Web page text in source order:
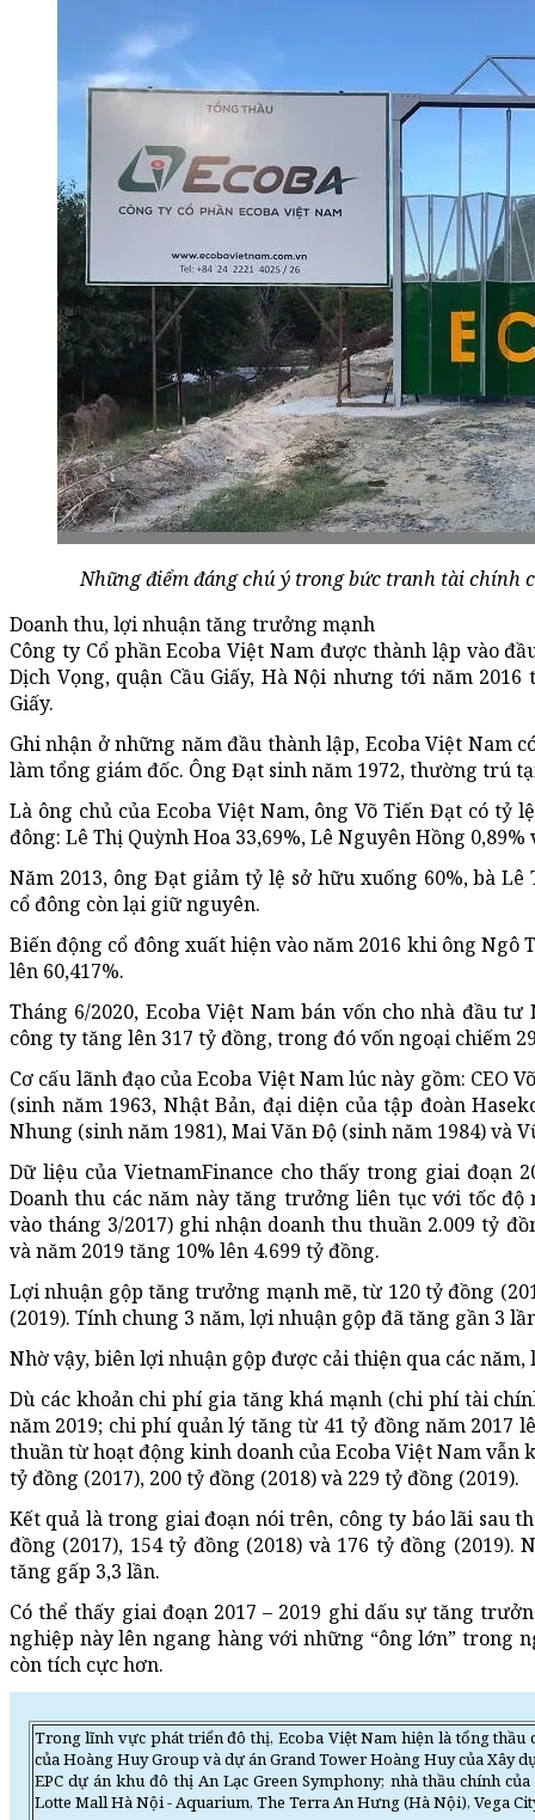
Những điểm đáng chú ý trong bức tranh tài chính
Doanh thu, lợi nhuận tăng trưởng mạnh
Công ty Cổ phần Ecoba Việt Nam được thành lập vào
Dịch Vọng, quận Cầu Giấy, Hà Nội nhưng tới năm
Giấy.
Ghi nhận ở những năm đầu thành lập, Ecoba Việt Nam
làm tổng giám đốc. Ông Đạt sinh năm 1972, thường trú
Là ông chủ của Ecoba Việt Nam, ông Võ Tiến Đạt có tỷ
đông: Lê Thị Quỳnh Hoa 33,69%, Lê Nguyên Hồng 0,89%
Năm 2013, ông Đạt giảm tỷ lệ sở hữu xuống 60%, bà
cổ đông còn lại giữ nguyên.
Biến động cổ đông xuất hiện vào năm 2016 khi ông
lên 60,417%.
Tháng 6/2020, Ecoba Việt Nam bán vốn cho nhà đầu
công ty tăng lên 317 tỷ đồng, trong đó vốn ngoại chiếm
Cơ cấu lãnh đạo của Ecoba Việt Nam lúc này gồm:
(sinh năm 1963, Nhật Bản, đại diện của tập đoàn
Nhung (sinh năm 1981), Mai Văn Độ (sinh năm 1984) và
Dữ liệu của VietnamFinance cho thấy trong giai đoạn
Doanh thu các năm này tăng trưởng liên tục với tốc
vào tháng 3/2017) ghi nhận doanh thu thuần 2.009 tỷ
và năm 2019 tăng 10% lên 4.699 tỷ đồng.
Lợi nhuận gộp tăng trưởng mạnh mẽ, từ 120 tỷ đồng
(2019). Tính chung 3 năm, lợi nhuận gộp đã tăng gần 3
Nhờ vậy, biên lợi nhuận gộp được cải thiện qua các năm,
Dù các khoản chi phí gia tăng khá mạnh (chi phí tài
năm 2019; chi phí quản lý tăng từ 41 tỷ đồng năm 2017
thuần từ hoạt động kinh doanh của Ecoba Việt Nam
tỷ đồng (2017), 200 tỷ đồng (2018) và 229 tỷ đồng (2019).
Kết quả là trong giai đoạn nói trên, công ty báo lãi sau
đồng (2017), 154 tỷ đồng (2018) và 176 tỷ đồng
tăng gấp 3,3 lần.
Có thể thấy giai đoạn 2017 – 2019 ghi dấu sự tăng
nghiệp này lên ngang hàng với những “ông lớn” trong
còn tích cực hơn.
Trong lĩnh vực phát triển đô thị, Ecoba Việt Nam hiện là tổng
của Hoàng Huy Group và dự án Grand Tower Hoàng Huy của Xây
EPC dự án khu đô thị An Lạc Green Symphony; nhà thầu chính
Lotte Mall Hà Nội - Aquarium, The Terra An Hưng (Hà Nội), Vega